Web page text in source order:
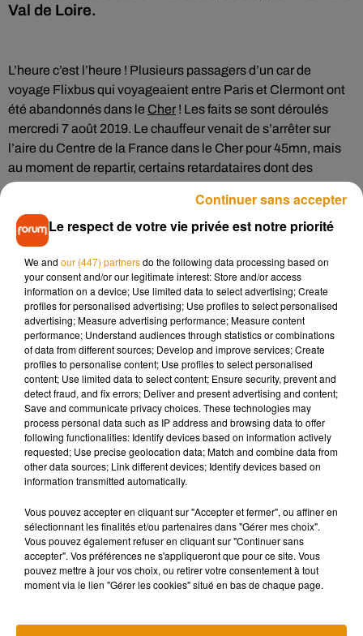
Val de Loire.
L’heure c’est l’heure ! Plusieurs passagers d’un car de
voyage Flixbus qui voyageaient entre Paris et Clermont ont
été abandonnés dans le Cher ! Les faits se sont déroulés
mercredi 7 août 2019. Le chauffeur venait de s’arrêter sur
l’aire du Centre de la France dans le Cher pour 45mn, mais
au moment de repartir, certains retardataires dont des
enfants manquaient à l’appel. Après avoir attendu quelques
minutes, le conducteur a repris la route sans eux, malgré les
protestations des passagers selon nos confrères duBerry
Républicain
Certains des voyageurs présents à bord ont aussitôt
contacté la gendarmerie, qui a intercepté le bus dans l’Allier
avant de le laisser repartir. La compagnie de bus a indiqué
que les règles de base ont été respectées par le chauffeur.
Musique
Madonna sort enfin le remix de « Love
Sensation » avec Kylie Minogue
Angèle et Amélie Lens dévoilent leur
collaboration tant attendue
Le respect de votre vie privée est notre priorité
We and our (447) partnersdo the following data processing based on
your consent and/or our legitimate interest: Store and/or access
information on a device; Use limited data to select advertising; Create
profiles for personalised advertising; Use profiles to select personalised
advertising; Measure advertising performance; Measure content
performance; Understand audiences through statistics or combinations
of data from different sources; Develop and improve services; Create
profiles to personalise content; Use profiles to select personalised
content; Use limited data to select content; Ensure security, prevent and
detect fraud, and fix errors; Deliver and present advertising and content;
Save and communicate privacy choices. These technologies may
process personal data such as IP address and browsing data to offer
following functionalities: Identify devices based on information actively
requested; Use precise geolocation data; Match and combine data from
other data sources; Link different devices; Identify devices based on
information transmitted automatically.
Vous pouvez accepter en cliquant sur "Accepter et fermer", ou affiner en
sélectionnant les finalités et/ou partenaires dans "Gérer mes choix".
Vous pouvez également refuser en cliquant sur "Continuer sans
accepter". Vos préférences ne s'appliqueront que pour ce site. Vous
pouvez mettre à jour vos choix, ou retirer votre consentement à tout
moment via le lien "Gérer les cookies" situé en bas de chaque page.
Continuer sans accepter